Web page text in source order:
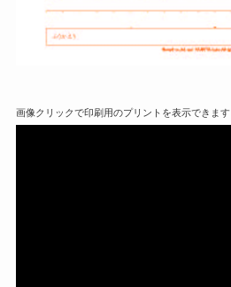
画像クリックで印刷用のプリントを表示できます